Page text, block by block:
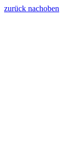
zurück nachoben